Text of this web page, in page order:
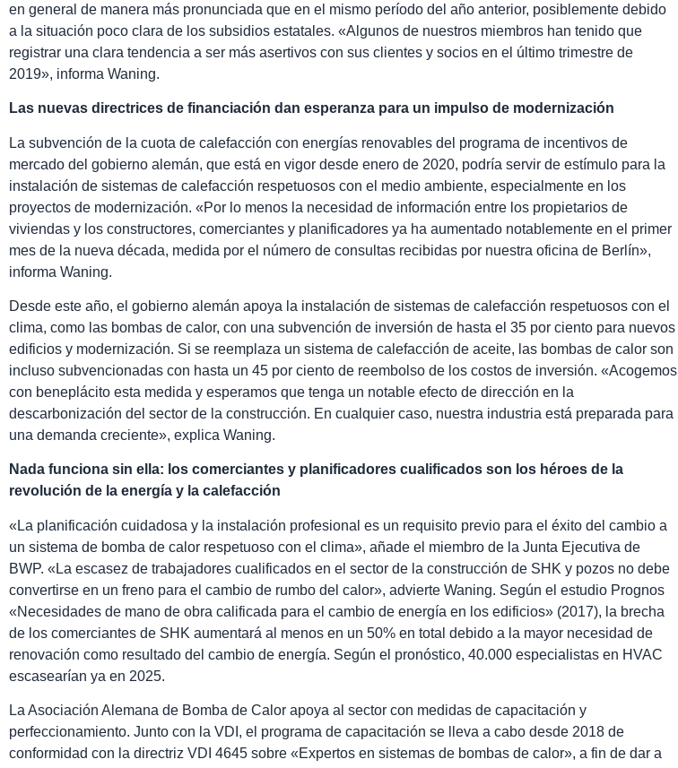
en general de manera más pronunciada que en el mismo período del año anterior, posiblemente debido
a la situación poco clara de los subsidios estatales. «Algunos de nuestros miembros han tenido que
registrar una clara tendencia a ser más asertivos con sus clientes y socios en el último trimestre de
2019», informa Waning.
Las nuevas directrices de financiación dan esperanza para un impulso de modernización
La subvención de la cuota de calefacción con energías renovables del programa de incentivos de
mercado del gobierno alemán, que está en vigor desde enero de 2020, podría servir de estímulo para la
instalación de sistemas de calefacción respetuosos con el medio ambiente, especialmente en los
proyectos de modernización. «Por lo menos la necesidad de información entre los propietarios de
viviendas y los constructores, comerciantes y planificadores ya ha aumentado notablemente en el primer
mes de la nueva década, medida por el número de consultas recibidas por nuestra oficina de Berlín»,
informa Waning.
Desde este año, el gobierno alemán apoya la instalación de sistemas de calefacción respetuosos con el
clima, como las bombas de calor, con una subvención de inversión de hasta el 35 por ciento para nuevos
edificios y modernización. Si se reemplaza un sistema de calefacción de aceite, las bombas de calor son
incluso subvencionadas con hasta un 45 por ciento de reembolso de los costos de inversión. «Acogemos
con beneplácito esta medida y esperamos que tenga un notable efecto de dirección en la
descarbonización del sector de la construcción. En cualquier caso, nuestra industria está preparada para
una demanda creciente», explica Waning.
Nada funciona sin ella: los comerciantes y planificadores cualificados son los héroes de la
revolución de la energía y la calefacción
«La planificación cuidadosa y la instalación profesional es un requisito previo para el éxito del cambio a
un sistema de bomba de calor respetuoso con el clima», añade el miembro de la Junta Ejecutiva de
BWP. «La escasez de trabajadores cualificados en el sector de la construcción de SHK y pozos no debe
convertirse en un freno para el cambio de rumbo del calor», advierte Waning. Según el estudio Prognos
«Necesidades de mano de obra calificada para el cambio de energía en los edificios» (2017), la brecha
de los comerciantes de SHK aumentará al menos en un 50% en total debido a la mayor necesidad de
renovación como resultado del cambio de energía. Según el pronóstico, 40.000 especialistas en HVAC
escasearían ya en 2025.
La Asociación Alemana de Bomba de Calor apoya al sector con medidas de capacitación y
perfeccionamiento. Junto con la VDI, el programa de capacitación se lleva a cabo desde 2018 de
conformidad con la directriz VDI 4645 sobre «Expertos en sistemas de bombas de calor», a fin de dar a